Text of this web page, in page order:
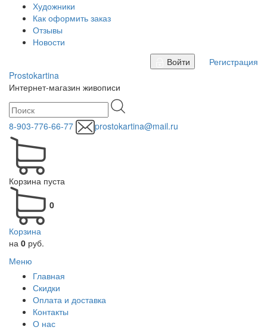
Художники
Как оформить заказ
Отзывы
Новости
Войти
Регистрация
Prostokartina
Интернет-магазин живописи
8-903-776-66-77 prostokartina@mail.ru
Корзина пуста
0
Корзина
на 0 руб.
Меню
Главная
Скидки
Оплата и доставка
Контакты
О нас